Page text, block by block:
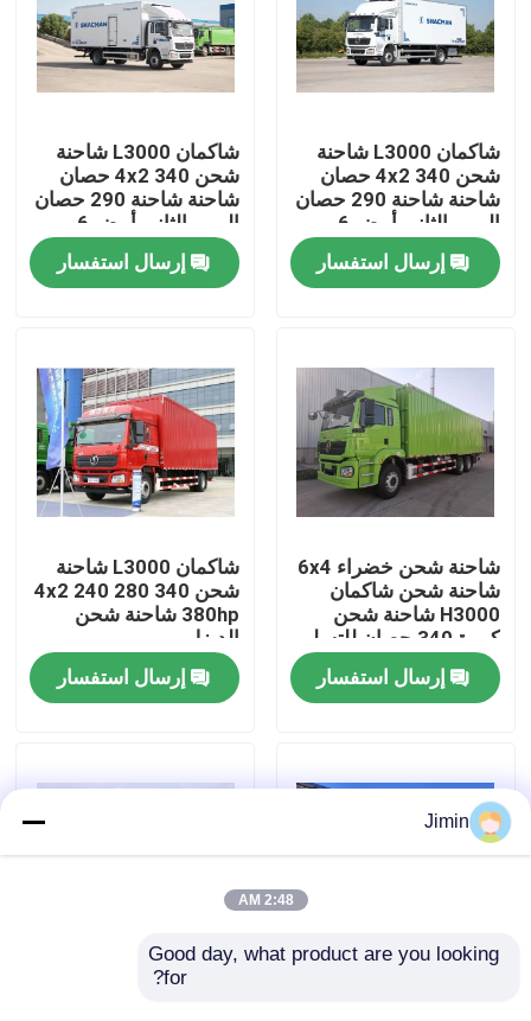
المنتجات
معلومات عنا
جولة في المعمل
رقابة جودة
اتصل بنا
أخبار
اطلب اقتباس
شاكمان L3000 شاحنة
شحن 4x2 340 حصان
شاحنة شاحنة 290 حصان
اليورو الثاني أبيض 6
عجلات شاحنة شحن
إرسال استفسار
شاكمان L3000 شاحنة
شحن 4x2 340 حصان
شاحنة شاحنة 290 حصان
اليورو الثاني أبيض 6
عجلات شاحنة شحن
إرسال استفسار
شاحنة شحن خضراء 6x4
شاحنة شحن شاكمان
H3000 شاحنة شحن
كبيرة 340 حصان للتسليم
إرسال استفسار
شاكمان L3000 شاحنة
شحن 4x2 240 280 340
380hp شاحنة شحن
الديزل
إرسال استفسار
شاحنة شاحنة شاحنة
Jimin
2:48 AM
Good day, what product are you looking
for?